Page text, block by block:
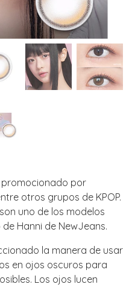
promocionado por
otros grupos de KPOP.
uno de los modelos
Hanni de NewJeans.
la manera de usar
en ojos oscuros para
Los ojos lucen